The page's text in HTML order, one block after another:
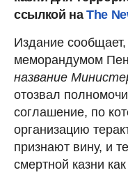
ссылкой наThe
Издание
меморандумом
название
отозвал
соглашение, по
организацию
признают вину, и
смертной казни